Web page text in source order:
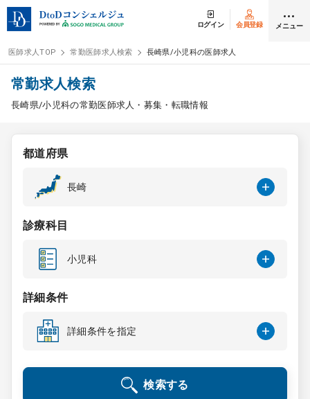
ログイン 会員登録 メニュー
ログイン
医師求人
常勤検索
スポット検索
DtoDの転職・
コンサルタント
成功事例
医師求人TOP 常勤医師求人検索 長崎県/小児科の医師求人
常勤求人検索
長崎県/小児科の常勤医師求人・募集・転職情報
都道府県
長崎
診療科目
小児科
詳細条件
詳細条件を指定
検索する